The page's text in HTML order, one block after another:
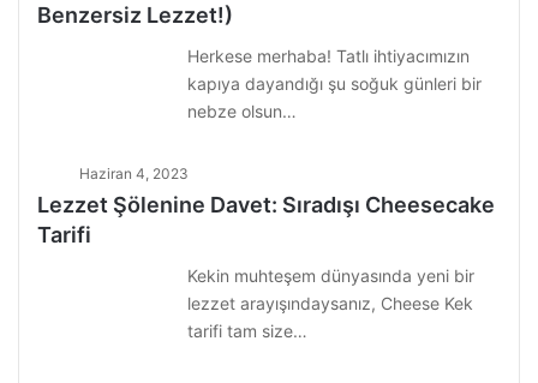
Benzersiz Lezzet!)
Herkese merhaba! Tatlı ihtiyacımızın
kapıya dayandığı şu soğuk günleri bir
nebze olsun…
Haziran 4, 2023
Lezzet Şölenine Davet: Sıradışı Cheesecake
Tarifi
Kekin muhteşem dünyasında yeni bir
lezzet arayışındaysanız, Cheese Kek
tarifi tam size…